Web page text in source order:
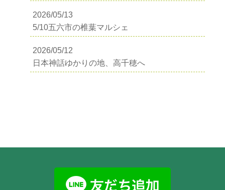
2026/05/13
5/10五六市の椎葉マルシェ
2026/05/12
日本神話ゆかりの地、高千穂へ